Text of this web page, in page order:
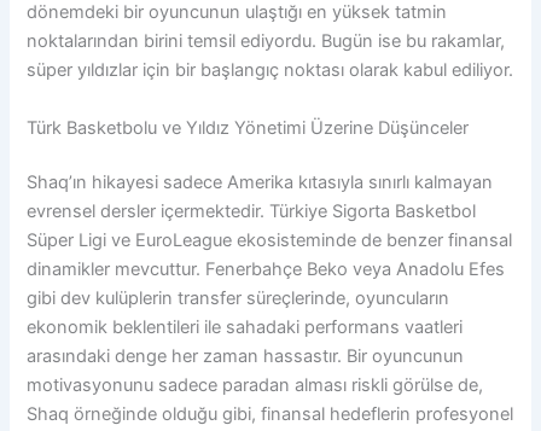
dönemdeki bir oyuncunun ulaştığı en yüksek tatmin
noktalarından birini temsil ediyordu. Bugün ise bu rakamlar,
süper yıldızlar için bir başlangıç noktası olarak kabul ediliyor.
Türk Basketbolu ve Yıldız Yönetimi Üzerine Düşünceler
Shaq’ın hikayesi sadece Amerika kıtasıyla sınırlı kalmayan
evrensel dersler içermektedir. Türkiye Sigorta Basketbol
Süper Ligi ve EuroLeague ekosisteminde de benzer finansal
dinamikler mevcuttur. Fenerbahçe Beko veya Anadolu Efes
gibi dev kulüplerin transfer süreçlerinde, oyuncuların
ekonomik beklentileri ile sahadaki performans vaatleri
arasındaki denge her zaman hassastır. Bir oyuncunun
motivasyonunu sadece paradan alması riskli görülse de,
Shaq örneğinde olduğu gibi, finansal hedeflerin profesyonel